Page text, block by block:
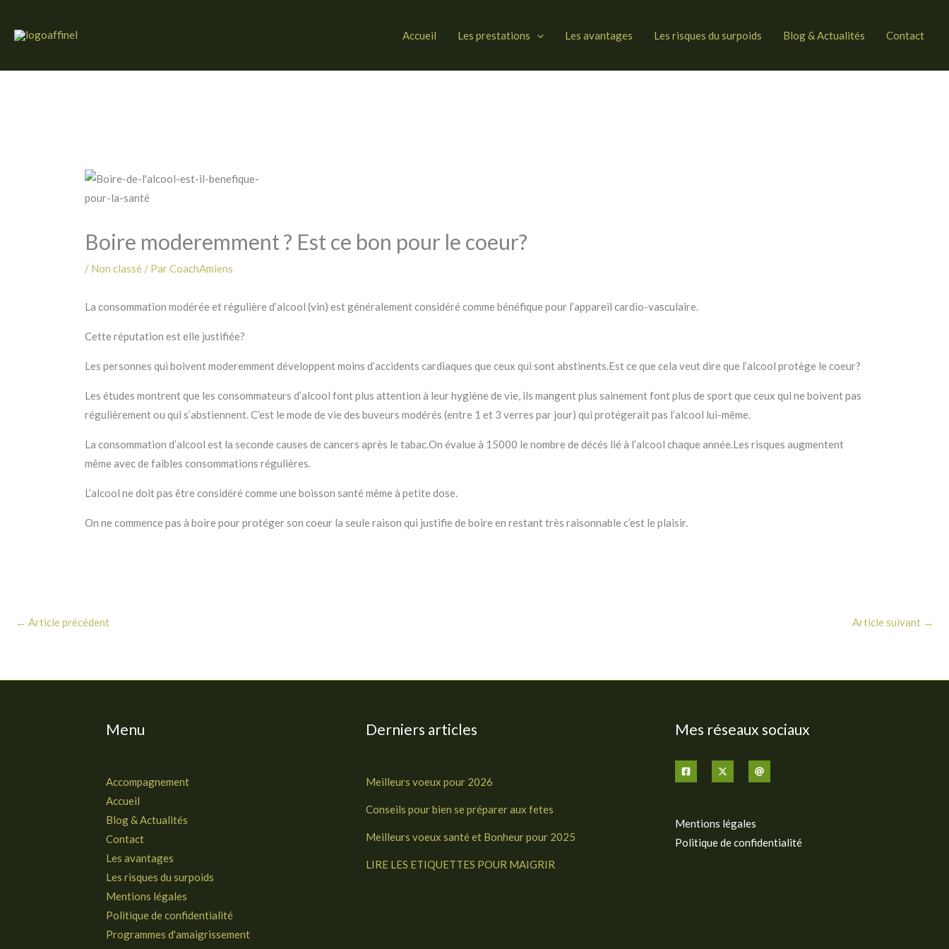
Accueil Les prestations Les avantages Les risques du surpoids Blog & Actualités Contact
Boire moderemment ? Est ce bon pour le coeur?
/ Non classé / ParCoachAmiens
La consommation modérée et régulière d’alcool (vin) est généralement considéré comme bénéfique pour l’appareil cardio-vasculaire.
Cette réputation est elle justifiée?
Les personnes qui boivent moderemment développent moins d’accidents cardiaques que ceux qui sont abstinents.Est ce que cela veut dire que l’alcool protège le coeur?
Les études montrent que les consommateurs d’alcool font plus attention à leur hygiène de vie, ils mangent plus sainement font plus de sport que ceux qui ne boivent pas
régulièrement ou qui s’abstiennent. C’est le mode de vie des buveurs modérés (entre 1 et 3 verres par jour) qui protégerait pas l’alcool lui-même.
La consommation d’alcool est la seconde causes de cancers après le tabac.On évalue à 15000 le nombre de décés lié à l’alcool chaque année.Les risques augmentent
même avec de faibles consommations régulières.
L’alcool ne doit pas être considéré comme une boisson santé même à petite dose.
On ne commence pas à boire pour protéger son coeur la seule raison qui justifie de boire en restant très raisonnable c’est le plaisir.
← Article précédent Article suivant →
Menu
Accompagnement
Accueil
Blog & Actualités
Contact
Les avantages
Les risques du surpoids
Mentions légales
Politique de confidentialité
Programmes d'amaigrissement
Derniers articles
Meilleurs voeux pour 2026
Conseils pour bien se préparer aux fetes
Meilleurs voeux santé et Bonheur pour 2025
LIRE LES ETIQUETTES POUR MAIGRIR
Mes réseaux sociaux
Mentions légales
Politique de confidentialité